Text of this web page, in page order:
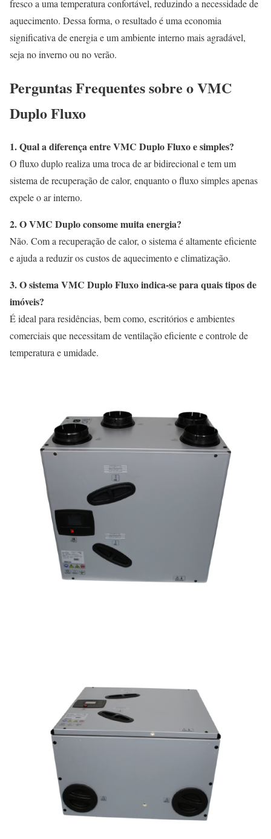
fresco a uma temperatura confortável, reduzindo a necessidade de
aquecimento. Dessa forma, o resultado é uma economia
significativa de energia e um ambiente interno mais agradável,
seja no inverno ou no verão.
Perguntas Frequentes sobre o VMC
Duplo Fluxo
1. Qual a diferença entre VMC Duplo Fluxo e simples?
O fluxo duplo realiza uma troca de ar bidirecional e tem um
sistema de recuperação de calor, enquanto o fluxo simples apenas
expele o ar interno.
2. O VMC Duplo consome muita energia?
Não. Com a recuperação de calor, o sistema é altamente eficiente
e ajuda a reduzir os custos de aquecimento e climatização.
3. O sistema VMC Duplo Fluxo indica-se para quais tipos de
imóveis?
É ideal para residências, bem como, escritórios e ambientes
comerciais que necessitam de ventilação eficiente e controle de
temperatura e umidade.